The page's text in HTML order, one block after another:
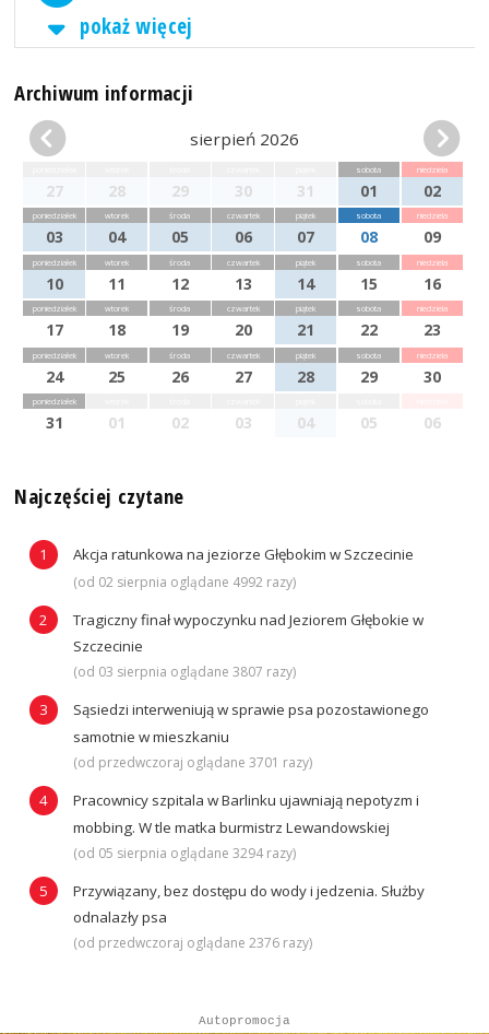
pokaż więcej
Archiwum informacji
sierpień 2026
27 28 29 30 31
sobota
01
niedziela
02
poniedziałek
03
wtorek
04
środa
05
czwartek
06
piątek
07
sobota
08
niedziela
09
poniedziałek
10
wtorek
11
środa
12
czwartek
13
piątek
14
sobota
15
niedziela
16
poniedziałek
17
wtorek
18
środa
19
czwartek
20
piątek
21
sobota
22
niedziela
23
poniedziałek
24
wtorek
25
środa
26
czwartek
27
piątek
28
sobota
29
niedziela
30
poniedziałek
31 01 02 03 04 05 06
Najczęściej czytane
Akcja ratunkowa na jeziorze Głębokim w Szczecinie
(od 02 sierpnia oglądane 4992 razy)
Tragiczny finał wypoczynku nad Jeziorem Głębokie w
Szczecinie
(od 03 sierpnia oglądane 3807 razy)
Sąsiedzi interweniują w sprawie psa pozostawionego
samotnie w mieszkaniu
(od przedwczoraj oglądane 3701 razy)
Pracownicy szpitala w Barlinku ujawniają nepotyzm i
mobbing. W tle matka burmistrz Lewandowskiej
(od 05 sierpnia oglądane 3294 razy)
Przywiązany, bez dostępu do wody i jedzenia. Służby
odnalazły psa
(od przedwczoraj oglądane 2376 razy)
Autopromocja